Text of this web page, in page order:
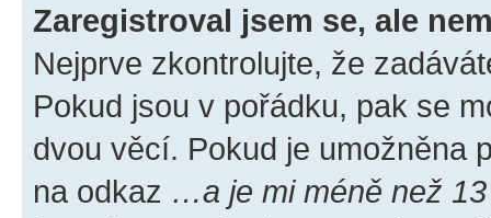
Zaregistroval jsem se, ale
Nejprve zkontrolujte, že
Pokud jsou v pořádku, pak se
dvou věcí. Pokud je umožněna
na odkaz …a je mi méně než